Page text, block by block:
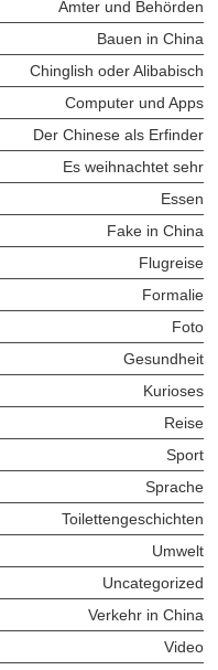
Ämter und Behörden
Bauen in China
Chinglish oder Alibabisch
Computer und Apps
Der Chinese als Erfinder
Es weihnachtet sehr
Essen
Fake in China
Flugreise
Formalie
Foto
Gesundheit
Kurioses
Reise
Sport
Sprache
Toilettengeschichten
Umwelt
Uncategorized
Verkehr in China
Video